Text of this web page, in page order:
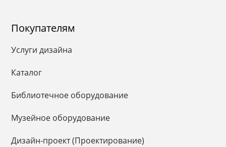
Покупателям
Услуги дизайна
Каталог
Библиотечное оборудование
Музейное оборудование
Дизайн-проект (Проектирование)